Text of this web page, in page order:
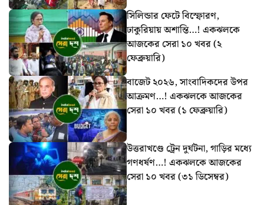
সিলিন্ডার ফেটে বিস্ফোরণ,
ঢাকুরিয়ায় অশান্তি…! একঝলকে
আজকের সেরা ১০ খবর (২
ফেব্রুয়ারি)
বাজেট ২০২৬, সাংবাদিকদের উপর
আক্রমণ…! একঝলকে আজকের
সেরা ১০ খবর (১ ফেব্রুয়ারি)
উত্তরাখণ্ডে ট্রেন দুর্ঘটনা, গাড়ির মধ্যে
গণধর্ষণ…! একঝলকে আজকের
সেরা ১০ খবর (৩১ ডিসেম্বর)